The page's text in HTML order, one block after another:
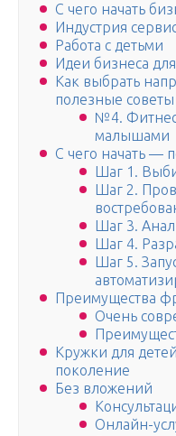
С чего начать
Индустрия
Работа с детьми
Идеи бизнеса
Как выбрать
полезные
№4.
малышами
С чего начать —
Шаг 1.
Шаг 2.
Шаг 3.
Шаг 4.
Шаг 5.
Преимущества
Очень
Кружки для
поколение
Без вложений
Онлайн-